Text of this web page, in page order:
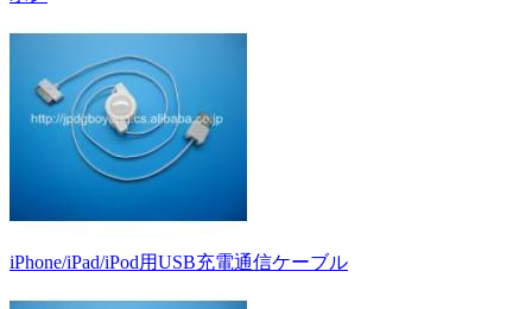
iPhone/iPad/iPod用USB充電通信ケーブル